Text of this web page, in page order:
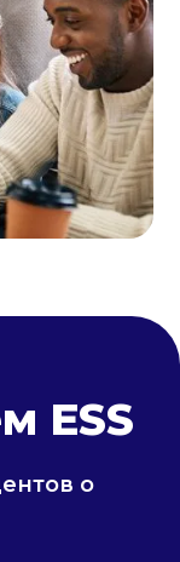
ESS
о